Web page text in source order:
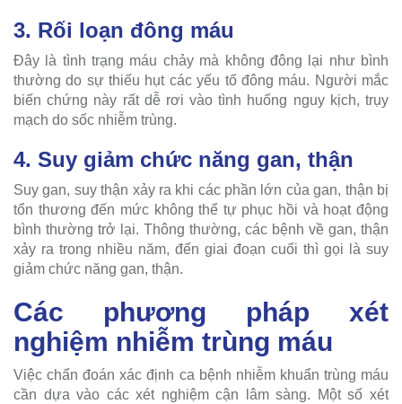
3. Rối loạn đông máu
Đây là tình trạng máu chảy mà không đông lại như bình
thường do sự thiếu hụt các yếu tố đông máu. Người mắc
biến chứng này rất dễ rơi vào tình huống nguy kịch, trụy
mạch do sốc nhiễm trùng.
4. Suy giảm chức năng gan, thận
Suy gan, suy thận xảy ra khi các phần lớn của gan, thận bị
tổn thương đến mức không thể tự phục hồi và hoạt động
bình thường trở lại. Thông thường, các bệnh về gan, thận
xảy ra trong nhiều năm, đến giai đoạn cuối thì gọi là suy
giảm chức năng gan, thận.
Các phương pháp xét
nghiệm nhiễm trùng máu
Việc chẩn đoán xác định ca bệnh nhiễm khuẩn trùng máu
cần dựa vào các xét nghiệm cận lâm sàng. Một số xét